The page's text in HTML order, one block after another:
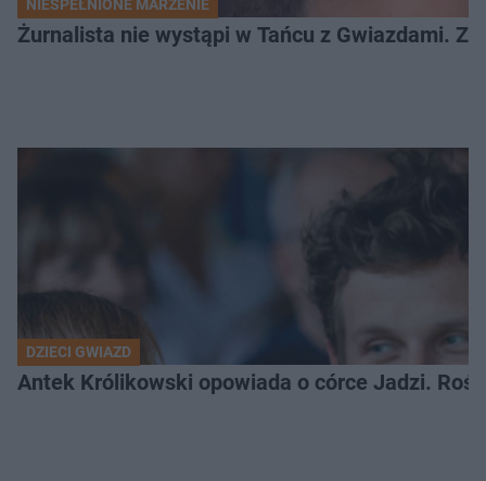
NIESPEŁNIONE MARZENIE
Żurnalista nie wystąpi w Tańcu z Gwiazdami.
DZIECI GWIAZD
Antek Królikowski opowiada o córce Jadzi.